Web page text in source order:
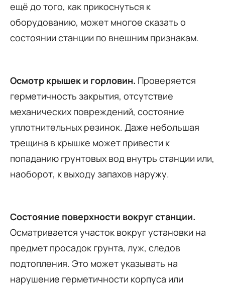
ещё до того, как прикоснуться к
оборудованию, может многое сказать о
состоянии станции по внешним признакам.
Осмотр крышек и горловин. Проверяется
герметичность закрытия, отсутствие
механических повреждений, состояние
уплотнительных резинок. Даже небольшая
трещина в крышке может привести к
попаданию грунтовых вод внутрь станции или,
наоборот, к выходу запахов наружу.
Состояние поверхности вокруг станции.
Осматривается участок вокруг установки на
предмет просадок грунта, луж, следов
подтопления. Это может указывать на
нарушение герметичности корпуса или